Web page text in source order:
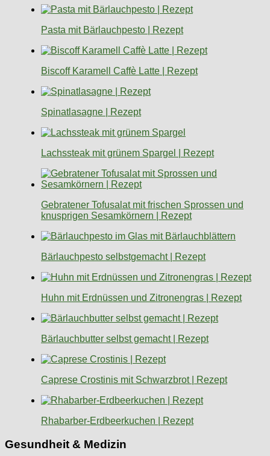
Pasta mit Bärlauchpesto | Rezept
Biscoff Karamell Caffè Latte | Rezept
Spinatlasagne | Rezept
Lachssteak mit grünem Spargel | Rezept
Gebratener Tofusalat mit frischen Sprossen und
knusprigen Sesamkörnern | Rezept
Bärlauchpesto selbstgemacht | Rezept
Huhn mit Erdnüssen und Zitronengras | Rezept
Bärlauchbutter selbst gemacht | Rezept
Caprese Crostinis mit Schwarzbrot | Rezept
Rhabarber-Erdbeerkuchen | Rezept
Gesundheit & Medizin